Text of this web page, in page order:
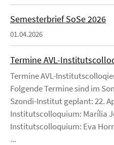
Semesterbrief SoSe 2026
01.04.2026
Termine AVL-
Termine AVL-
Folgende Termine sind im
Szondi-Institut geplant: 22.
Institutscolloquium: Marília
Institutscolloquium: Eva
...